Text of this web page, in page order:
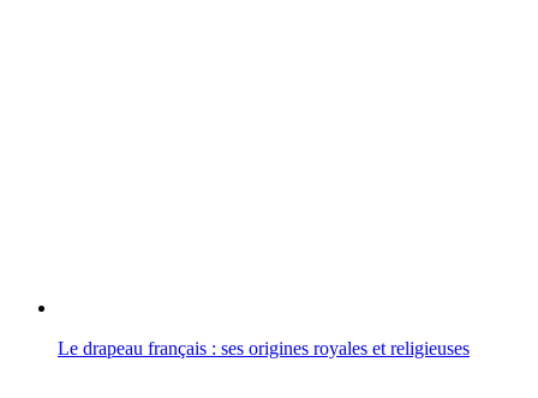
Le drapeau français : ses origines royales et religieuses